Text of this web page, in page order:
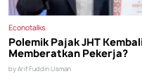
Econotalks
Polemik Pajak JHT
Memberatkan Pekerja?
by Arif Fuddin Usman